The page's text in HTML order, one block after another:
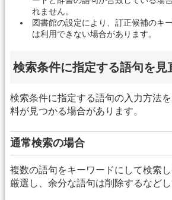
れません。
図書館の設定により、訂正候補のキ
は利用できない場合があります。
検索条件に指定する語句を見
検索条件に指定する語句の入力方法
料が見つかる場合があります。
通常検索の場合
複数の語句をキーワードにして検索
厳選し、余分な語句は削除するなどし